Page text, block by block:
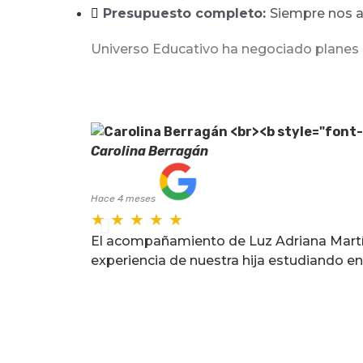
Lorem ipsum dolor sit amet, consectetur
adipiscing elit. Ut elit tellus, luctus nec
Ver Más
Lorem ipsum dolor sit amet, consectetur
adipiscing elit. Ut elit tellus, luctus nec
Ver Más
Presupuesto completo: Siempre nos
Universo Educativo ha negociado
Carolina Berragán
Hace 4 meses
★ ★ ★ ★ ★
El acompañamiento de Luz Adriana
experiencia de nuestra hija estudiando